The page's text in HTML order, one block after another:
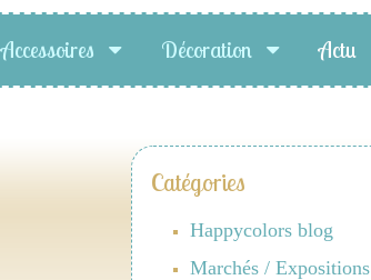
Accessoires Décoration Actu
Catégories
Happycolors blog
Marchés / Expositions